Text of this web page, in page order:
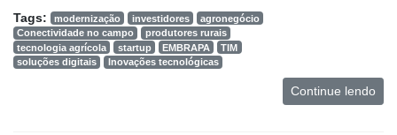
Tags: modernização investidores
agronegócio
Conectividade no campo
produtores rurais
tecnologia agrícola
startup EMBRAPA
TIM
soluções digitais
Inovações tecnológicas
Continue lendo